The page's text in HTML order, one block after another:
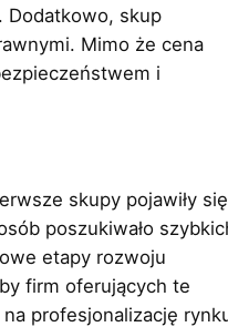
Dodatkowo, skup
Mimo że cena
i
skupy pojawiły się
poszukiwało
etapy rozwoju
firm oferujących te
profesjonalizację